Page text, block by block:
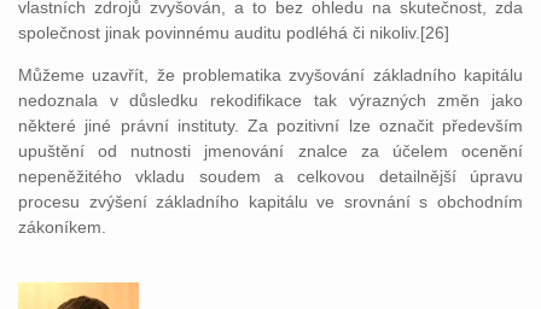
vlastních zdrojů zvyšován, a to bez ohledu na skutečnost, zda
společnost jinak povinnému auditu podléhá či nikoliv.[26]
Můžeme uzavřít, že problematika zvyšování základního kapitálu
nedoznala v důsledku rekodifikace tak výrazných změn jako
některé jiné právní instituty. Za pozitivní lze označit především
upuštění od nutnosti jmenování znalce za účelem ocenění
nepeněžitého vkladu soudem a celkovou detailnější úpravu
procesu zvýšení základního kapitálu ve srovnání s obchodním
zákoníkem.